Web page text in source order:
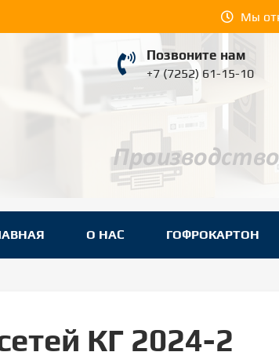
Мы
ШЫМКЕНТ
в Шымкенте.
Позвоните нам
+7 (7252) 61-15-10
О НАС ГОФРОКАРТОН
КГ 2024-2